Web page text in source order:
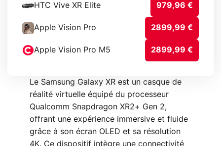
HTC Vive XR Elite 979,96 €
Apple Vision Pro 2899,99 €
Apple Vision Pro M5 2899,99 €
Le Samsung Galaxy XR est un casque de
réalité virtuelle équipé du processeur
Qualcomm Snapdragon XR2+ Gen 2,
offrant une expérience immersive et fluide
grâce à son écran OLED et sa résolution
4K. Ce dispositif intègre une connectivité